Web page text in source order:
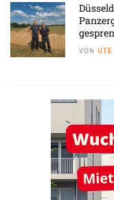
VON UTE